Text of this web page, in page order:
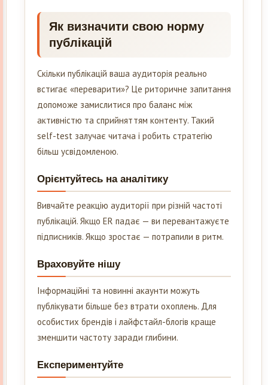
Як визначити свою норму
публікацій
Скільки публікацій ваша аудиторія реально
встигає «переварити»? Це риторичне запитання
допоможе замислитися про баланс між
активністю та сприйняттям контенту. Такий
self-test залучає читача і робить стратегію
більш усвідомленою.
Орієнтуйтесь на аналітику
Вивчайте реакцію аудиторії при різній частоті
публікацій. Якщо ER падає — ви перевантажуєте
підписників. Якщо зростає — потрапили в ритм.
Враховуйте нішу
Інформаційні та новинні акаунти можуть
публікувати більше без втрати охоплень. Для
особистих брендів і лайфстайл-блогів краще
зменшити частоту заради глибини.
Експериментуйте